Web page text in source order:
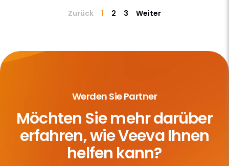
Zurück 1 2 3 Weiter
Werden Sie Partner
Möchten Sie mehr darüber
erfahren,wie Veeva Ihnen
helfen kann?